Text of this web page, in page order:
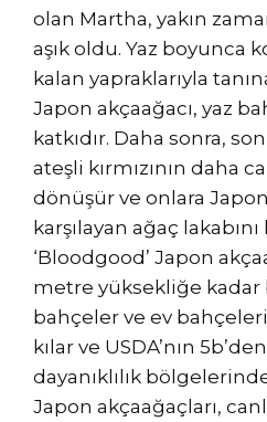
olan Martha, yakın
aşık oldu. Yaz boyunca
kalan yapraklarıyla
Japon akçaağacı, yaz
katkıdır. Daha sonra,
ateşli kırmızının daha
dönüşür ve onlara
karşılayan ağaç lakabını
‘Bloodgood’ Japon
metre yüksekliğe kadar
bahçeler ve ev
kılar ve USDA’nın
dayanıklılık
Japon akçaağaçları,